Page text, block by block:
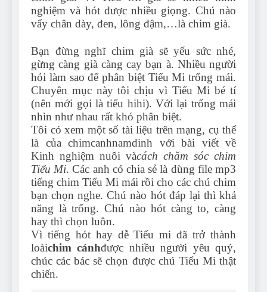
nghiệm và hót được nhiều giọng. Chú nào
vẩy chân dày, đen, lông đậm,…là chim già.
Bạn đừng nghĩ chim già sẽ yếu sức nhé,
gừng càng già càng cay bạn à. Nhiều người
hỏi làm sao để phân biệt Tiểu Mi trống mái.
Chuyên mục này tôi chịu vì Tiểu Mi bé tí
(nên mới gọi là tiểu hihi). Với lại trống mái
nhìn như nhau rất khó phân biệt.
Tôi có xem một số tài liệu trên mạng, cụ thể
là của chimcanhnamdinh với bài viết về
Kinh nghiệm nuôi vàcách chăm sóc chim
Tiểu Mi. Các anh có chia sẻ là dùng file mp3
tiếng chim Tiểu Mi mái rồi cho các chú chim
bạn chọn nghe. Chú nào hót đáp lại thì khả
năng là trống. Chú nào hót càng to, càng
hay thì chọn luôn.
Vì tiếng hót hay dễ Tiểu mi đã trở thành
loàichim cảnhđược nhiều người yêu quý,
chúc các bác sẽ chọn được chú Tiểu Mi thật
chiến.